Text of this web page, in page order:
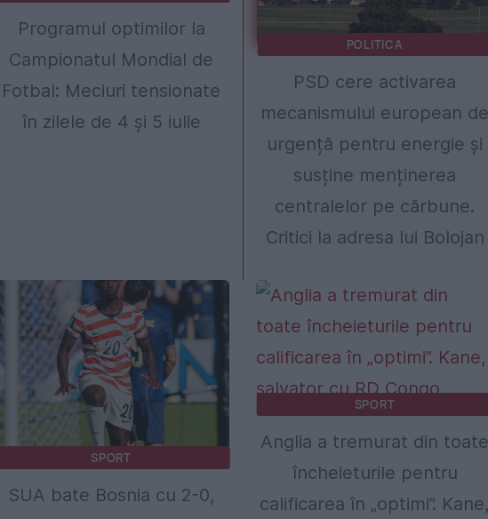
Programul optimilor la
Campionatul Mondial de
Fotbal: Meciuri tensionate
în zilele de 4 și 5 iulie
POLITICA
PSD cere activarea
mecanismului european
urgență pentru energie și
susține menținerea
centralelor pe cărbune.
Critici la adresa lui Bolojan
SPORT
SUA bate Bosnia cu 2-0,
SPORT
Anglia a tremurat din
încheieturile pentru
calificarea în „optimi”.